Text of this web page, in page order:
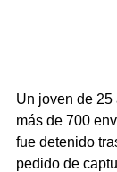
Un joven de 25
más de 700
fue detenido
pedido de